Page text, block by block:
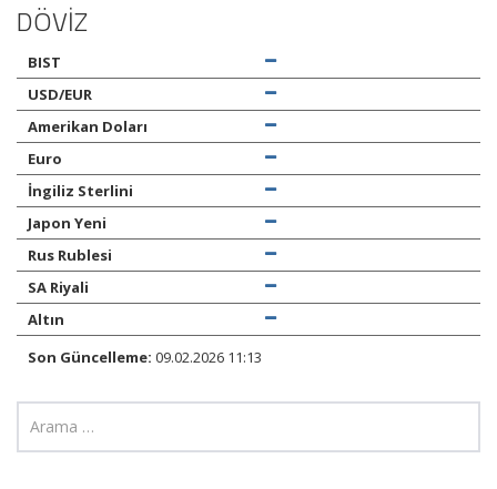
DÖVİZ
BIST
USD/EUR
Amerikan Doları
Euro
İngiliz Sterlini
Japon Yeni
Rus Rublesi
SA Riyali
Altın
Son Güncelleme: 09.02.2026 11:13